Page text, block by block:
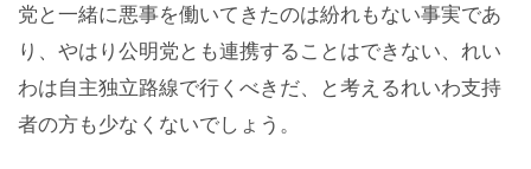
党と一緒に悪事を働いてきたのは紛れもない事実であ
り、やはり公明党とも連携することはできない、れい
わは自主独立路線で行くべきだ、と考えるれいわ支持
者の方も少なくないでしょう。